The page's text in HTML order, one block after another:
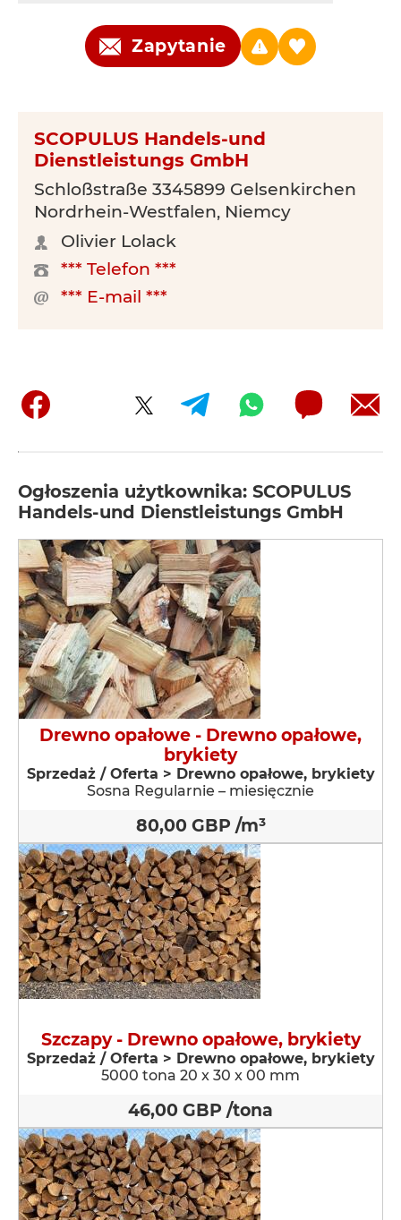
Zapytanie
SCOPULUS Handels-und
Dienstleistungs GmbH
Schloßstraße 3345899 Gelsenkirchen
Nordrhein-Westfalen, Niemcy
Olivier Lolack
*** Telefon ***
*** E-mail ***
Ogłoszenia użytkownika: SCOPULUS
Handels-und Dienstleistungs GmbH
Drewno opałowe - Drewno opałowe,
brykiety
Sprzedaż / Oferta > Drewno opałowe, brykiety
Sosna Regularnie – miesięcznie
80,00 GBP /m³
Szczapy - Drewno opałowe, brykiety
Sprzedaż / Oferta > Drewno opałowe, brykiety
5000 tona 20 x 30 x 00 mm
46,00 GBP /tona